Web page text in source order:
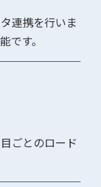
連携を行いま
です。
ごとのロード